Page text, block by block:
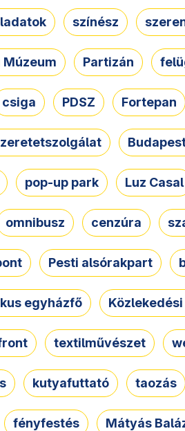
színész
Múzeum Partizán
csiga PDSZ Fortepan
pop-up park Luz Casal
omnibusz cenzúra
Pesti alsórakpart
egyházfő
textilművészet
kutyafuttató taozás
fényfestés Mátyás